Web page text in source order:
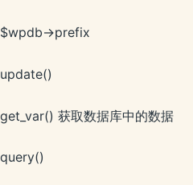
$wpdb->prefix
update()
get_var() 获取数据库中的数据
query()